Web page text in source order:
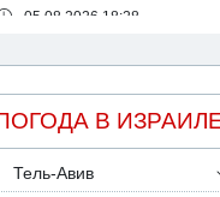
05.08.2026 18:28
05.08.2026 17:00
посол Израиля в
в четверг о
партии
05.08.2026 13:49
В
Тель-Авив